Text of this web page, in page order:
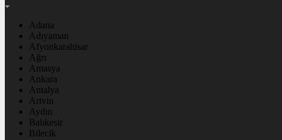
Adana
Adıyaman
Afyonkarahisar
Ağrı
Amasya
Ankara
Antalya
Artvin
Aydın
Balıkesir
Bilecik